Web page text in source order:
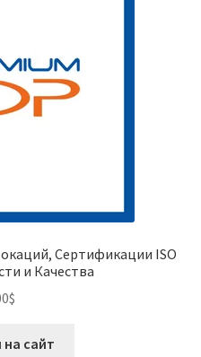
Сертификации ISO
и Качества
$
на сайт